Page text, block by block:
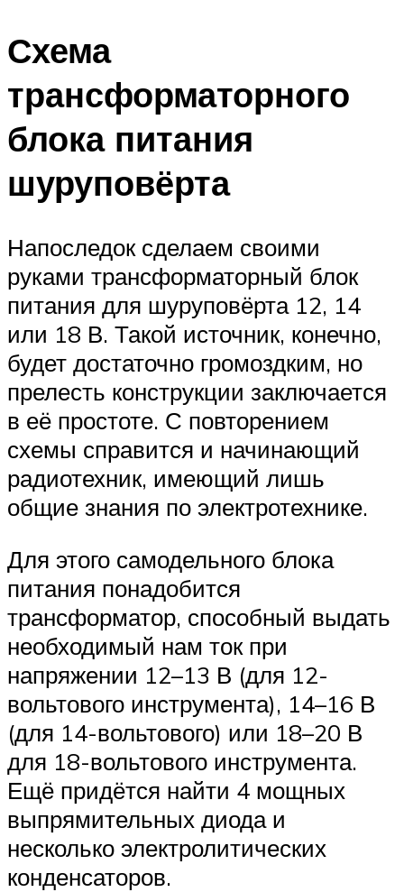
Схема
трансформаторного
блока питания
шуруповёрта
Напоследок сделаем своими
руками трансформаторный блок
питания для шуруповёрта 12, 14
или 18 В. Такой источник, конечно,
будет достаточно громоздким, но
прелесть конструкции заключается
в её простоте. С повторением
схемы справится и начинающий
радиотехник, имеющий лишь
общие знания по электротехнике.
Для этого самодельного блока
питания понадобится
трансформатор, способный выдать
необходимый нам ток при
напряжении 12–13 В (для 12-
вольтового инструмента), 14–16 В
(для 14-вольтового) или 18–20 В
для 18-вольтового инструмента.
Ещё придётся найти 4 мощных
выпрямительных диода и
несколько электролитических
конденсаторов.